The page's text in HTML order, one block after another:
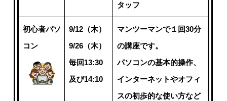
タッフ
初心者パソ
コン
9/12（木）
9/26（木）
毎回13:30
及び14:10
マンツーマンで１回30分
の講座です。
パソコンの基本的操作、
インターネットやオフィ
スの初歩的な使い方など